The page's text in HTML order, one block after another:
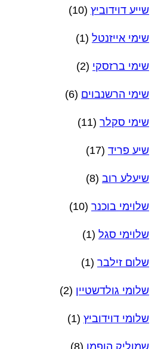
שייע דוידוביץ (10)
שימי אייזנטל (1)
שימי ברזסקי (2)
שימי הרשנבוים (6)
שימי סקלר (11)
שיע פריד (17)
שיעלע רוב (8)
שלוימי בוכנר (10)
שלוימי סגל (1)
שלום זילבר (1)
שלומי גולדשטיין (2)
שלומי דוידוביץ (1)
שמוליק הופמן (8)